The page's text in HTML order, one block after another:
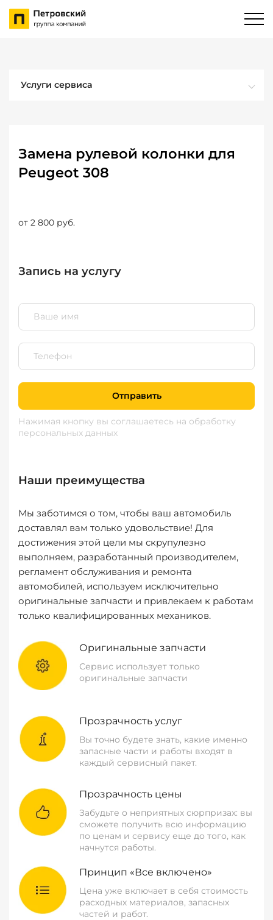
Услуги сервиса
Замена рулевой колонки для
Peugeot 308
от 2 800 руб.
Запись на услугу
Отправить
Нажимая кнопку вы соглашаетесь на обработку
персональных данных
Наши преимущества
Мы заботимся о том, чтобы ваш автомобиль
доставлял вам только удовольствие! Для
достижения этой цели мы скрупулезно
выполняем, разработанный производителем,
регламент обслуживания и ремонта
автомобилей, используем исключительно
оригинальные запчасти и привлекаем к работам
только квалифицированных механиков.
Оригинальные запчасти
Сервис использует только
оригинальные запчасти
Прозрачность услуг
Вы точно будете знать, какие именно
запасные части и работы входят в
каждый сервисный пакет.
Прозрачность цены
Забудьте о неприятных сюрпризах: вы
сможете получить всю информацию
по ценам и сервису еще до того, как
начнутся работы.
Принцип «Все включено»
Цена уже включает в себя стоимость
расходных материалов, запасных
частей и работ.